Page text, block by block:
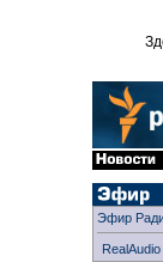
Эфир
RealAudio|